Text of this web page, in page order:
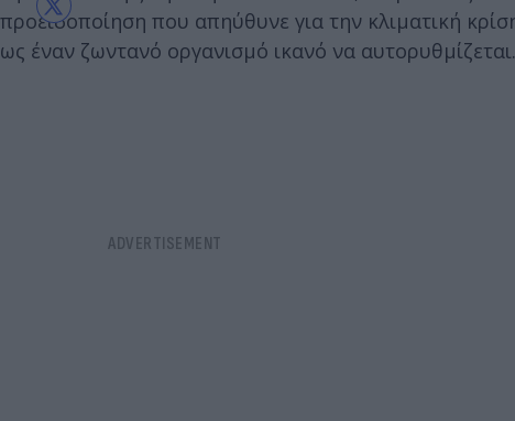
προειδοποίηση που απηύθυνε για την κλιματική
ως έναν ζωντανό οργανισμό ικανό να αυτορυθμίζεται.